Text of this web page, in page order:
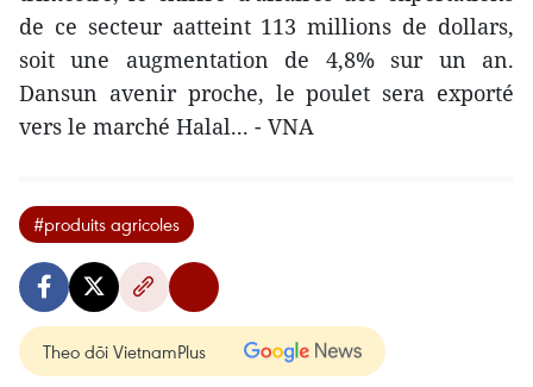
de ce secteur aatteint 113 millions de dollars,
soit une augmentation de 4,8% sur un an.
Dansun avenir proche, le poulet sera exporté
vers le marché Halal... - VNA
#produits agricoles
Theo dõi VietnamPlus